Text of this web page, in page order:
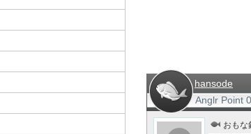
hansode
Anglr Point 0
おもな